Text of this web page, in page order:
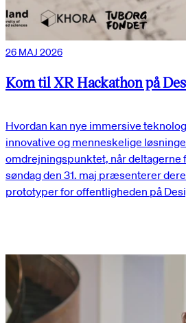
26 MAJ 2026
Kom til XR Hackathon på
Hvordan kan nye immersive
innovative og menneskelige
omdrejningspunktet, når deltagerne
søndag den 31. maj præsenterer
prototyper for offentligheden på